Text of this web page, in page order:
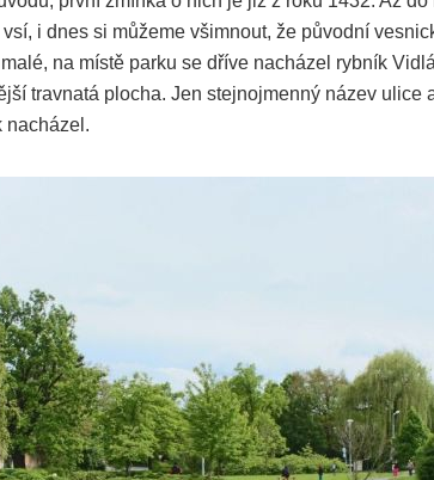
i dnes si můžeme všimnout, že původní
na místě parku se dříve nacházel rybník
travnatá plocha. Jen stejnojmenný název ulice
nacházel.